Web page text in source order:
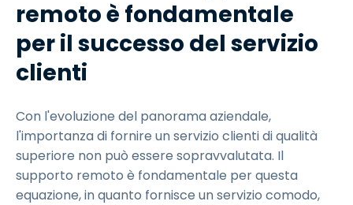
remoto è fondamentale
per il successo del servizio
clienti
Con l'evoluzione del panorama aziendale,
l'importanza di fornire un servizio clienti di qualità
superiore non può essere sopravvalutata. Il
supporto remoto è fondamentale per questa
equazione, in quanto fornisce un servizio comodo,